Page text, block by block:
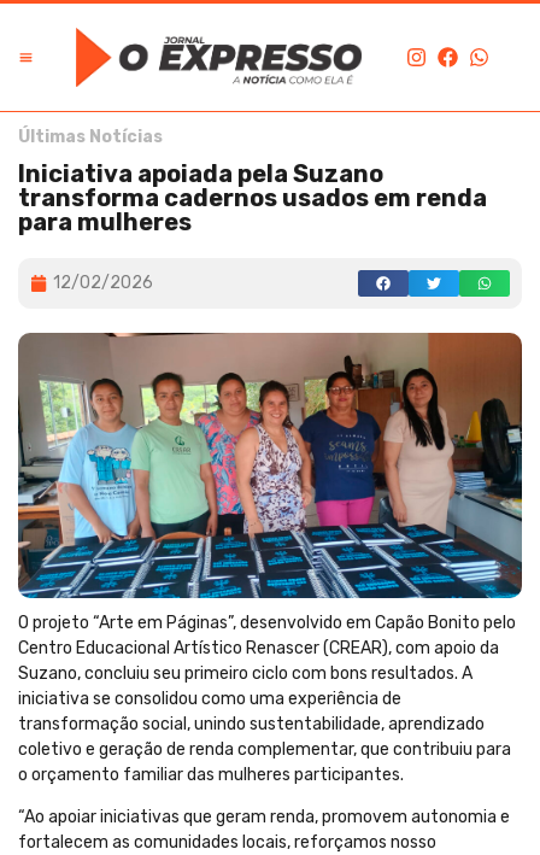
Últimas Notícias
Iniciativa apoiada pela Suzano
transforma cadernos usados em renda
para mulheres
12/02/2026
O projeto “Arte em Páginas”, desenvolvido em Capão Bonito pelo
Centro Educacional Artístico Renascer (CREAR), com apoio da
Suzano, concluiu seu primeiro ciclo com bons resultados. A
iniciativa se consolidou como uma experiência de
transformação social, unindo sustentabilidade, aprendizado
coletivo e geração de renda complementar, que contribuiu para
o orçamento familiar das mulheres participantes.
“Ao apoiar iniciativas que geram renda, promovem autonomia e
fortalecem as comunidades locais, reforçamos nosso